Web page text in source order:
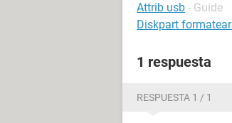
Attrib usb - Guide
Diskpart
1 respuesta
RESPUESTA 1 / 1